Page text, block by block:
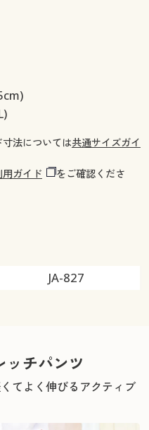
法については共通サイズガイ
用ガイド
をご確認くださ
JA-827
ッチパンツ
てよく伸びるアクティブ